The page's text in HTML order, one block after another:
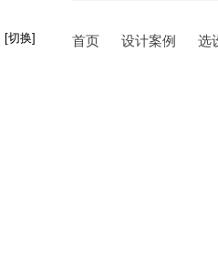
[切换] 首页 设计案例 选